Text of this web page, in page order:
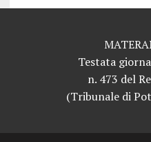
Testata
n. 473 del
(Tribunale di